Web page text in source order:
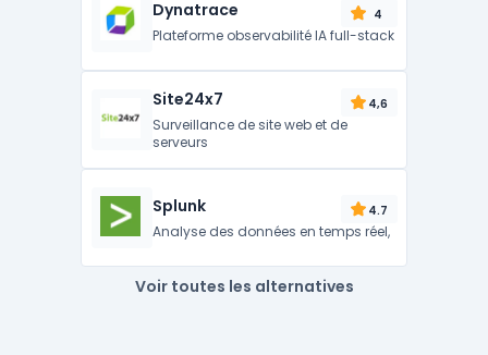
Dynatrace 4
Plateforme observabilité IA full-stack
Site24x7 4,6
Surveillance de site web et de
serveurs
Splunk 4.7
Analyse des données en temps réel,
Voir toutes les alternatives